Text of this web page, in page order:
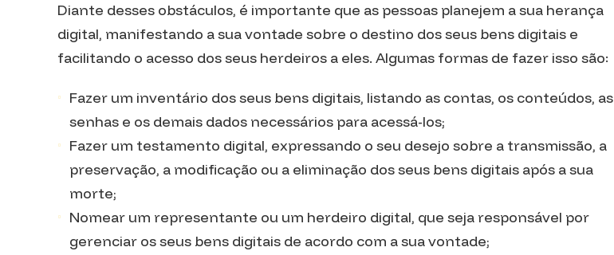
Diante desses obstáculos, é importante que as pessoas planejem a sua herança
digital, manifestando a sua vontade sobre o destino dos seus bens digitais e
facilitando o acesso dos seus herdeiros a eles. Algumas formas de fazer isso são:
Fazer um inventário dos seus bens digitais, listando as contas, os conteúdos, as
senhas e os demais dados necessários para acessá-los;
Fazer um testamento digital, expressando o seu desejo sobre a transmissão, a
preservação, a modificação ou a eliminação dos seus bens digitais após a sua
morte;
Nomear um representante ou um herdeiro digital, que seja responsável por
gerenciar os seus bens digitais de acordo com a sua vontade;